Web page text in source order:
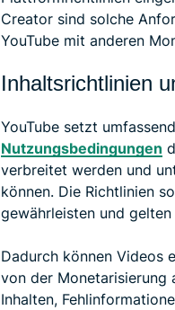
Creator sind solche
YouTube mit anderen
Inhaltsrichtlinien
YouTube setzt
Nutzungsbedingungen
verbreitet werden und
können. Die Richtlinien
gewährleisten und
Dadurch können Videos
von der Monetarisierung
Inhalten,